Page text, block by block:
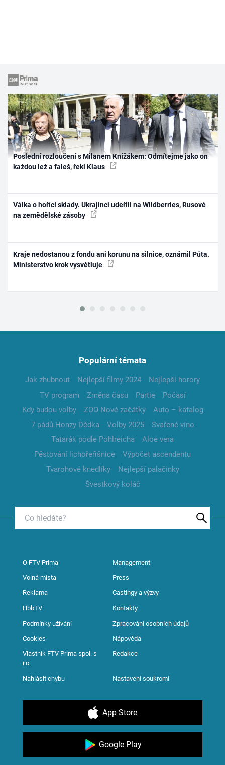
Poslední rozloučení s Milanem Knížákem: Odmítejme jako on
každou lež a faleš, řekl Klaus
Válka o hořící sklady. Ukrajinci udeřili na Wildberries, Rusové
na zemědělské zásoby
Kraje nedostanou z fondu ani korunu na silnice, oznámil Půta.
Ministerstvo krok vysvětluje
Populární témata
Jak zhubnout Nejlepší filmy 2024
Nejlepší horory
TV program
Změna času Partie
Počasí
Kdy budou volby
ZOO Nové začátky
Auto – katalog
7 pádů Honzy Dědka
Volby 2025
Svařené víno
Tatarák podle Pohlreicha
Aloe vera
Pěstování lichořeřišnice
Výpočet ascendentu
Tvarohové knedlíky
Nejlepší palačinky
Švestkový koláč
O FTV Prima Management
Volná místa Press
Reklama Castingy a výzvy
HbbTV Kontakty
Podmínky užívání Zpracování osobních údajů
Cookies Nápověda
Vlastník FTV Prima spol. s
r.o.
Redakce
Nahlásit chybu Nastavení soukromí
App Store
Google Play